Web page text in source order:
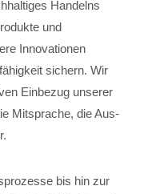
Handelns
und
Innovationen
sichern. Wir
Einbezug unserer
Mitsprache, die Aus-
bis hin zur